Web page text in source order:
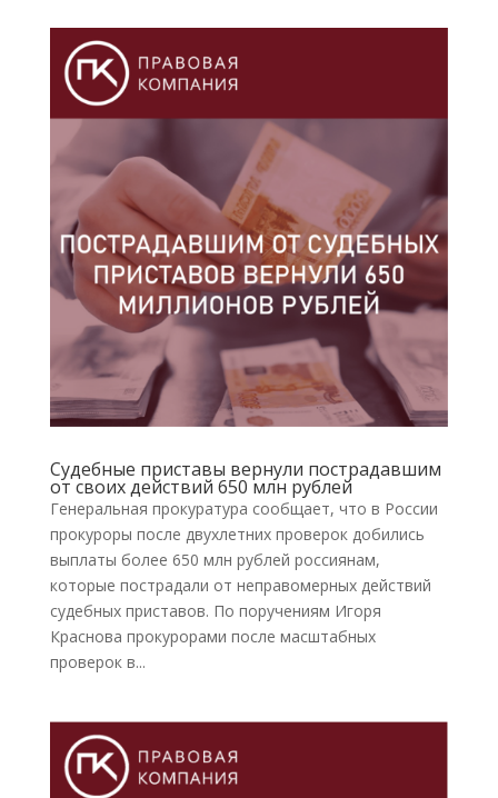
Судебные приставы вернули пострадавшим
от своих действий 650 млн рублей
Генеральная прокуратура сообщает, что в России
прокуроры после двухлетних проверок добились
выплаты более 650 млн рублей россиянам,
которые пострадали от неправомерных действий
судебных приставов. По поручениям Игоря
Краснова прокурорами после масштабных
проверок в...